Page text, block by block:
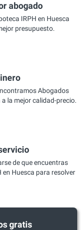
abogado
IRPH en Huesca
presupuesto.
Abogados
la mejor calidad-precio.
de que encuentras
Huesca para resolver
gratis